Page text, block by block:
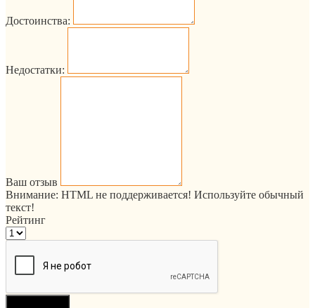
Достоинства:
Недостатки:
Ваш отзыв
Внимание: HTML не поддерживается! Используйте обычный
текст!
Рейтинг